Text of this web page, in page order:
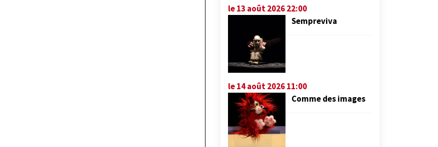
le 13 août 2026 22:00
Sempreviva
le 14 août 2026 11:00
Comme des images